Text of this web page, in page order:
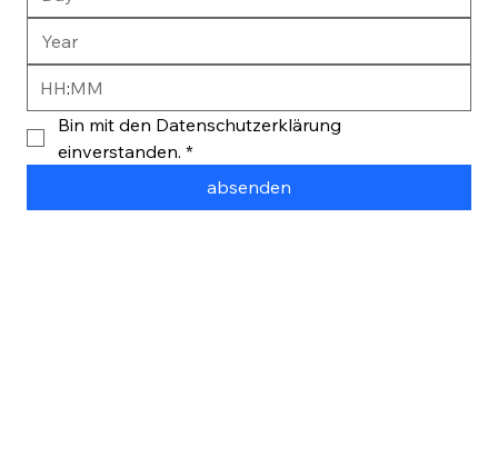
:
Bin mit den Datenschutzerklärung
einverstanden. *
absenden